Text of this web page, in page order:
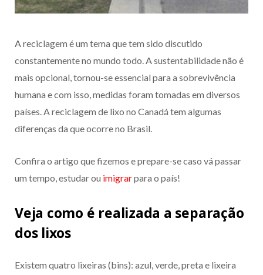
A reciclagem é um tema que tem sido discutido
constantemente no mundo todo. A sustentabilidade não é
mais opcional, tornou-se essencial para a sobrevivência
humana e com isso, medidas foram tomadas em diversos
países. A reciclagem de lixo no Canadá tem algumas
diferenças da que ocorre no Brasil.
Confira o artigo que fizemos e prepare-se caso vá passar
um tempo, estudar ou imigrarpara o país!
Veja como é realizada a separação
dos lixos
Existem quatro lixeiras (bins): azul, verde, preta e lixeira